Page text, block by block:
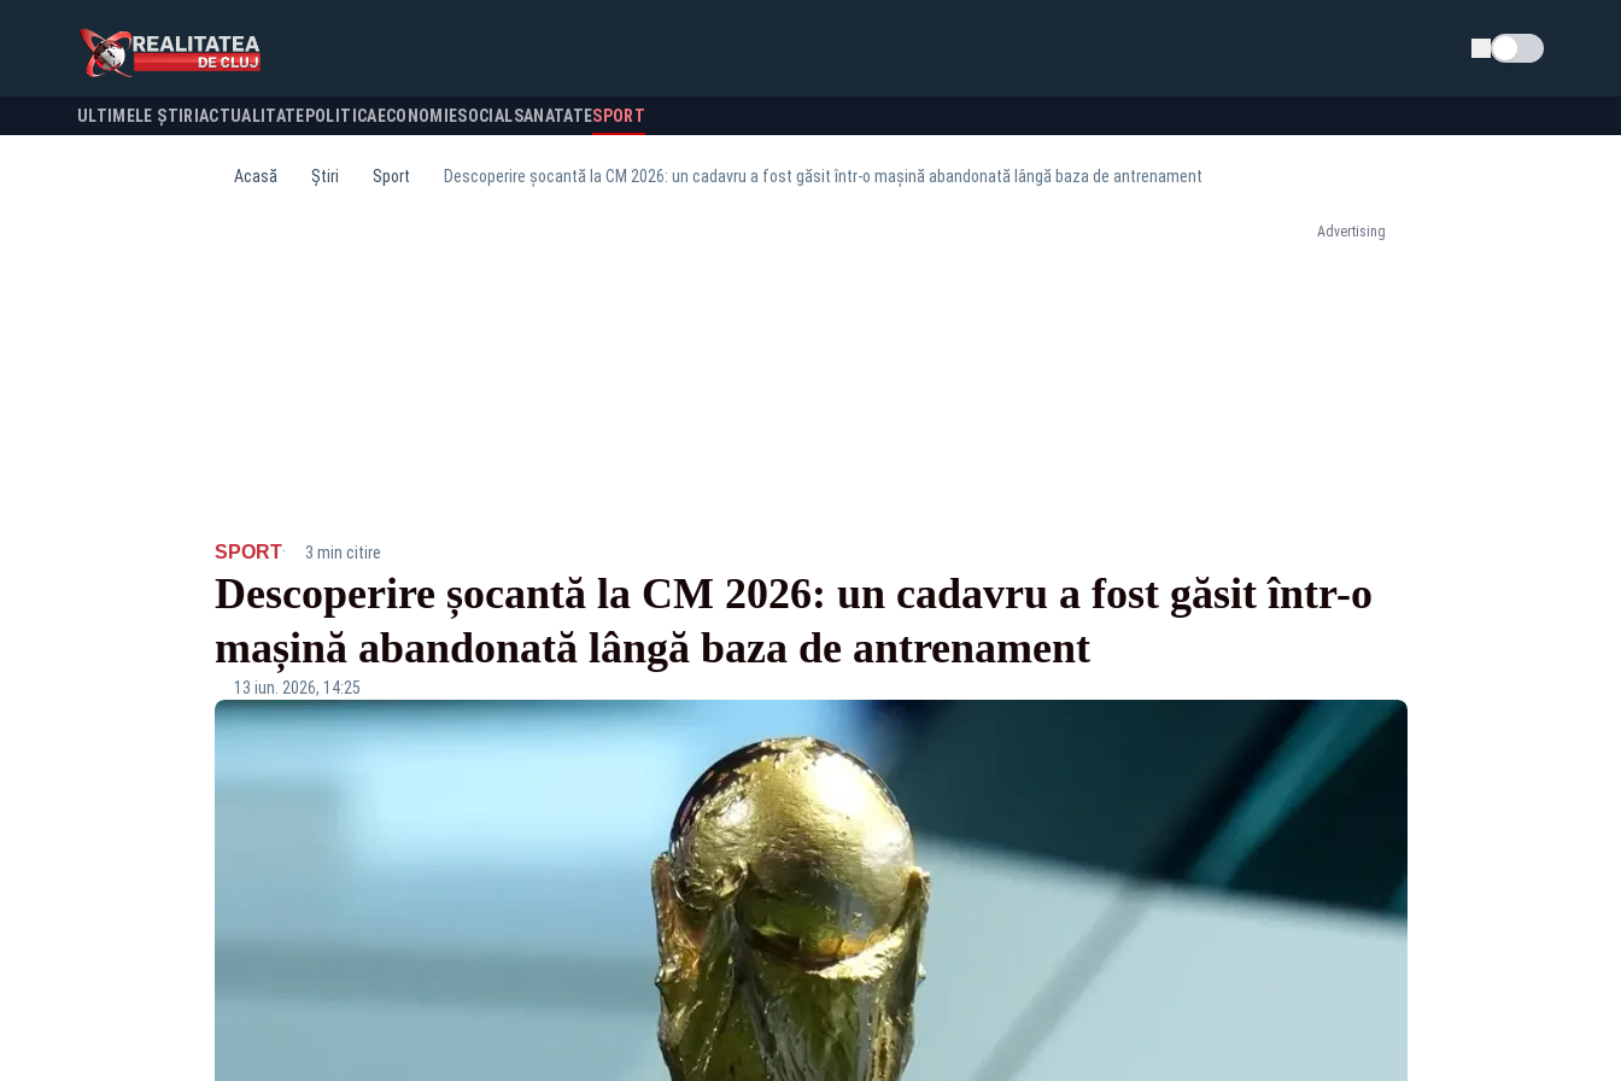
Schimba tema
ULTIMELE ȘTIRI ACTUALITATE POLITICA ECONOMIESOCIALSANATATESPORT
Acasă Știri Sport Descoperire șocantă la CM 2026: un cadavru a fost găsit într-o mașină abandonată lângă baza de antrenament
Advertising
SPORT· 3 min citire
Descoperire șocantă la CM 2026: un cadavru a fost găsit într-o
mașină abandonată lângă baza de antrenament
13 iun. 2026, 14:25